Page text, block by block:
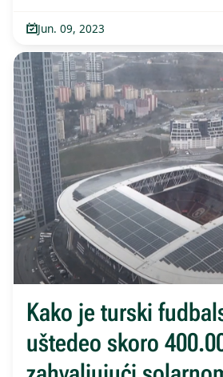
Jun. 09, 2023
Kako je turski
uštedeo skoro